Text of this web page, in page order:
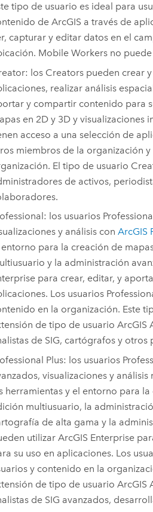
tipo de usuario es ideal para
de ArcGIS a través de
capturar y editar datos en el
Mobile Workersno puede
: los Creatorspueden crear
realizar análisis
y compartir contenido para
en 2D y 3D y visualizaciones
acceso a una selección de
miembros de la organización
El tipo de usuario
de activos,
: los usuarios Professional
y análisis con ArcGIS
entorno para la creación de
y la administración
para crear, editar, y
Los usuarios
en la organización. Este
de tipo de usuario ArcGIS
de SIG, cartógrafos y otros
Plus: los usuarios
visualizaciones y análisis
herramientas y el entorno para
multiusuario, la
de alta gama y la
utilizar ArcGIS Enterprise
su uso en aplicaciones. Los
y contenido en la
de tipo de usuario ArcGIS
de SIG avanzados,